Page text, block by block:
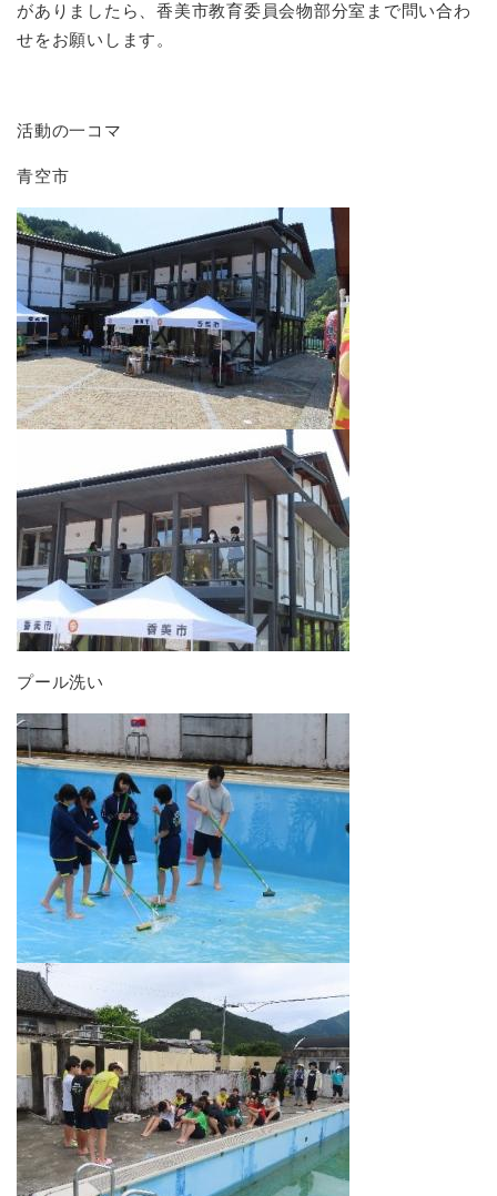
がありましたら、香美市教育委員会物部分室まで問い合わ
せをお願いします。
活動の一コマ
青空市
プール洗い